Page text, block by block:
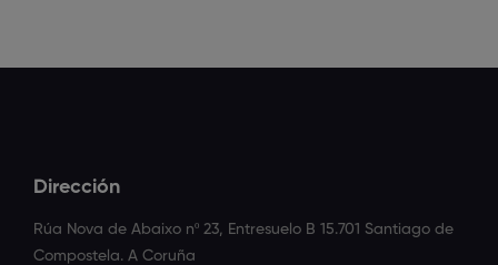
Dirección
Rúa Nova de Abaixo nº 23, Entresuelo B 15.701 Santiago de
Compostela. A Coruña